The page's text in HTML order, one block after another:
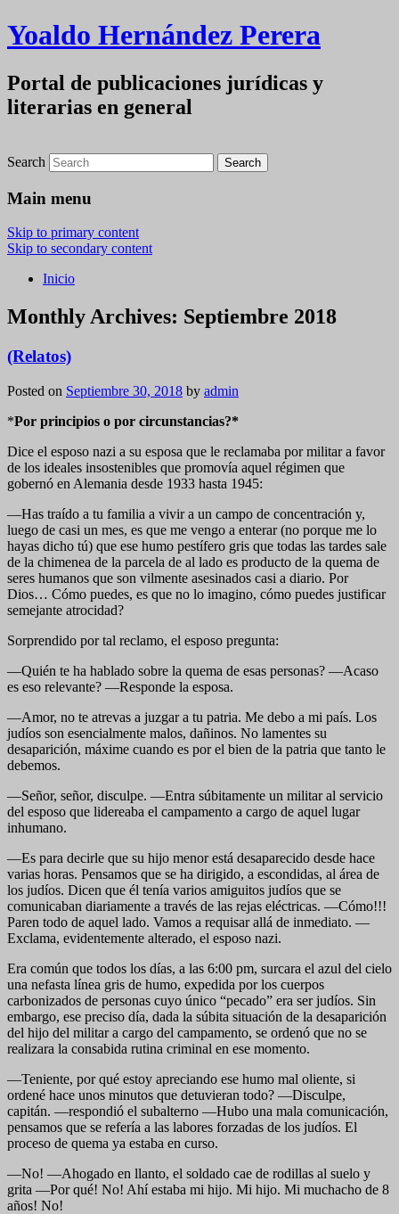
Yoaldo Hernández Perera
Portal de publicaciones jurídicas y
literarias en general
Search
Main menu
Skip to primary content
Skip to secondary content
Inicio
Monthly Archives: Septiembre 2018
(Relatos)
Posted on Septiembre 30, 2018 by admin
*Por principios o por circunstancias?*
Dice el esposo nazi a su esposa que le reclamaba por militar a favor
de los ideales insostenibles que promovía aquel régimen que
gobernó en Alemania desde 1933 hasta 1945:
—Has traído a tu familia a vivir a un campo de concentración y,
luego de casi un mes, es que me vengo a enterar (no porque me lo
hayas dicho tú) que ese humo pestífero gris que todas las tardes sale
de la chimenea de la parcela de al lado es producto de la quema de
seres humanos que son vilmente asesinados casi a diario. Por
Dios… Cómo puedes, es que no lo imagino, cómo puedes justificar
semejante atrocidad?
Sorprendido por tal reclamo, el esposo pregunta:
—Quién te ha hablado sobre la quema de esas personas? —Acaso
es eso relevante? —Responde la esposa.
—Amor, no te atrevas a juzgar a tu patria. Me debo a mi país. Los
judíos son esencialmente malos, dañinos. No lamentes su
desaparición, máxime cuando es por el bien de la patria que tanto le
debemos.
—Señor, señor, disculpe. —Entra súbitamente un militar al servicio
del esposo que lidereaba el campamento a cargo de aquel lugar
inhumano.
—Es para decirle que su hijo menor está desaparecido desde hace
varias horas. Pensamos que se ha dirigido, a escondidas, al área de
los judíos. Dicen que él tenía varios amiguitos judíos que se
comunicaban diariamente a través de las rejas eléctricas. —Cómo!!!
Paren todo de aquel lado. Vamos a requisar allá de inmediato. —
Exclama, evidentemente alterado, el esposo nazi.
Era común que todos los días, a las 6:00 pm, surcara el azul del cielo
una nefasta línea gris de humo, expedida por los cuerpos
carbonizados de personas cuyo único “pecado” era ser judíos. Sin
embargo, ese preciso día, dada la súbita situación de la desaparición
del hijo del militar a cargo del campamento, se ordenó que no se
realizara la consabida rutina criminal en ese momento.
—Teniente, por qué estoy apreciando ese humo mal oliente, si
ordené hace unos minutos que detuvieran todo? —Disculpe,
capitán. —respondió el subalterno —Hubo una mala comunicación,
pensamos que se refería a las labores forzadas de los judíos. El
proceso de quema ya estaba en curso.
—No! —Ahogado en llanto, el soldado cae de rodillas al suelo y
grita —Por qué! No! Ahí estaba mi hijo. Mi hijo. Mi muchacho de 8
años! No!